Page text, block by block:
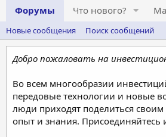
Форумы Что нового?
Новые сообщения Поиск сообщений
Добро пожаловать на
Во всем многообразии
передовые технологии и новые
люди приходят поделиться
опыт и знания. Присоединяйтесь